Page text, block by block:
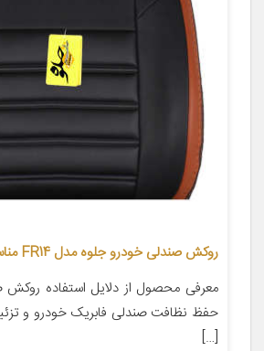
روکش صندلی خودرو جلوه مدل FR14 مناسب برای ساینا
معرفی محصول از دلایل استفاده
حفظ نظافت صندلی فابریک خودرو و
[…]